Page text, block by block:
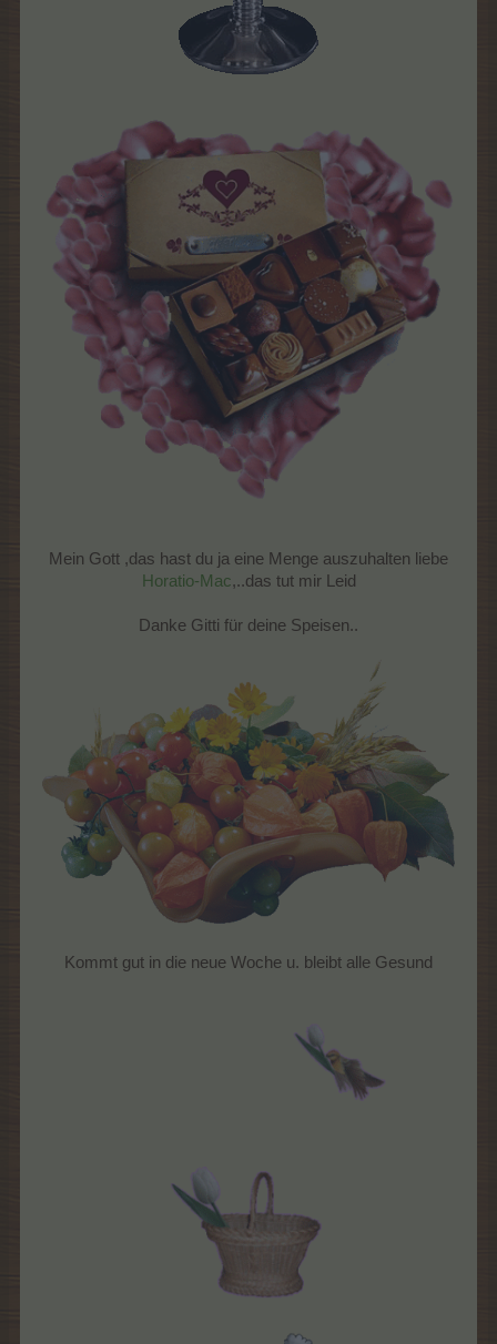
Mein Gott ,das hast du ja eine Menge auszuhalten liebe
Horatio-Mac,..das tut mir Leid
Danke Gitti für deine Speisen..
Kommt gut in die neue Woche u. bleibt alle Gesund